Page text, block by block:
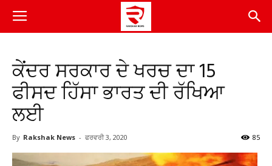
ਕੇਂਦਰ ਸਰਕਾਰ ਦੇ ਖਰਚ ਦਾ 15
ਫੀਸਦ ਹਿੱਸਾ ਭਾਰਤ ਦੀ ਰੱਖਿਆ
ਲਈ
By Rakshak News - ਫਰਵਰੀ 3, 2020 85